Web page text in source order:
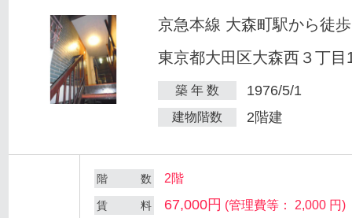
京急本線 大森町駅から徒
東京都大田区大森西３丁目
築 年 数 1976/5/1
建物階数 2階建
階 数 2階
賃 料 67,000円 (管理費等： 2,000 円)